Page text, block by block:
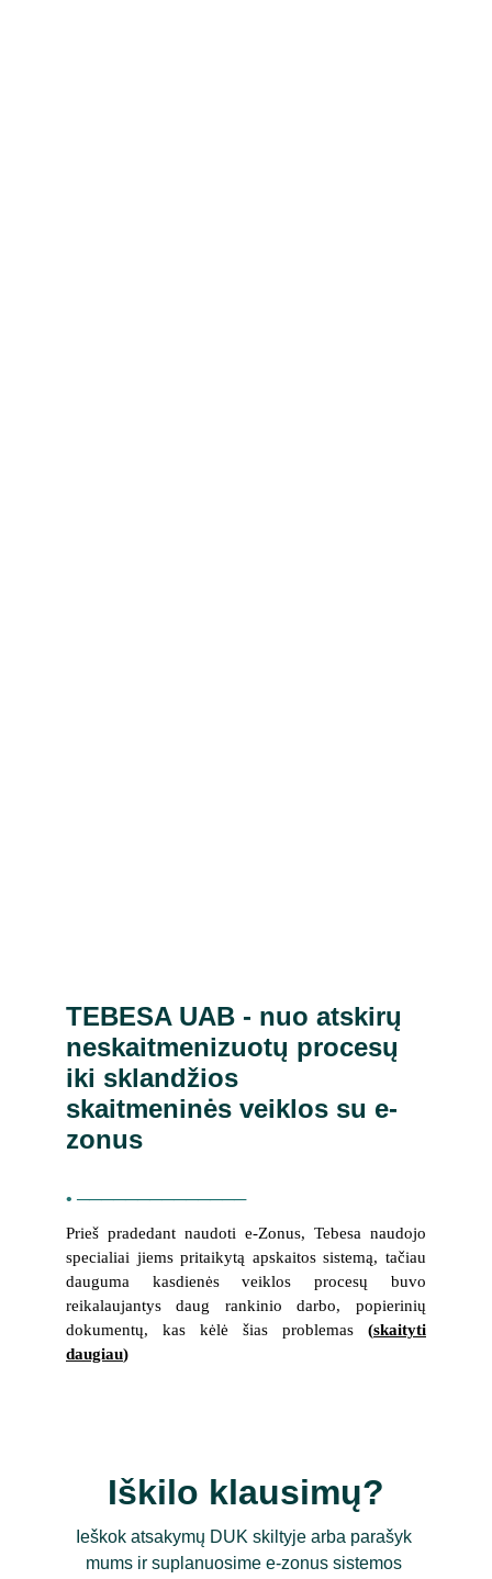
TEBESA UAB - nuo atskirų
neskaitmenizuotų procesų
iki sklandžios
skaitmeninės veiklos su e-
zonus
• ──────────────
Prieš pradedant naudoti e-Zonus, Tebesa naudojo
specialiai jiems pritaikytą apskaitos sistemą, tačiau
dauguma kasdienės veiklos procesų buvo
reikalaujantys daug rankinio darbo, popierinių
dokumentų, kas kėlė šias problemas (skaityti
daugiau)
Iškilo klausimų?
Ieškok atsakymų DUK skiltyje arba parašyk
mums ir suplanuosime e-zonus sistemos